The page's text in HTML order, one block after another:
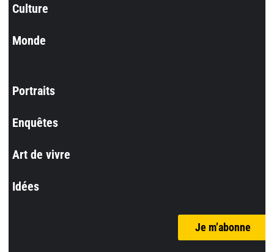
Culture
Monde
Portraits
Enquêtes
Art de vivre
Idées
Je m’abonne